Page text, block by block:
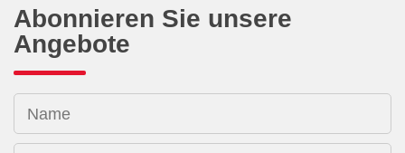
Abonnieren Sie unsere
Angebote
Name